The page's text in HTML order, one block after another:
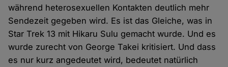
während heterosexuellen Kontakten deutlich mehr
Sendezeit gegeben wird. Es ist das Gleiche, was in
Star Trek 13 mit Hikaru Sulu gemacht wurde. Und es
wurde zurecht von George Takei kritisiert. Und dass
es nur kurz angedeutet wird, bedeutet natürlich